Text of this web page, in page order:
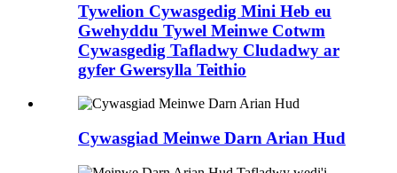
Tywelion Cywasgedig Mini Heb eu
Gwehyddu Tywel Meinwe Cotwm
Cywasgedig Tafladwy Cludadwy ar
gyfer Gwersylla Teithio
Cywasgiad Meinwe Darn Arian Hud